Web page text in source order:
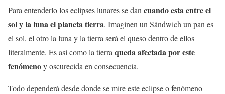
Para entenderlo los eclipses lunares se dan cuando esta entre el
sol y la luna el planeta tierra. Imaginen un Sándwich un pan es
el sol, el otro la luna y la tierra será el queso dentro de ellos
literalmente. Es así como la tierra queda afectada por este
fenómenoy oscurecida en consecuencia.
Todo dependerá desde donde se mire este eclipse o fenómeno